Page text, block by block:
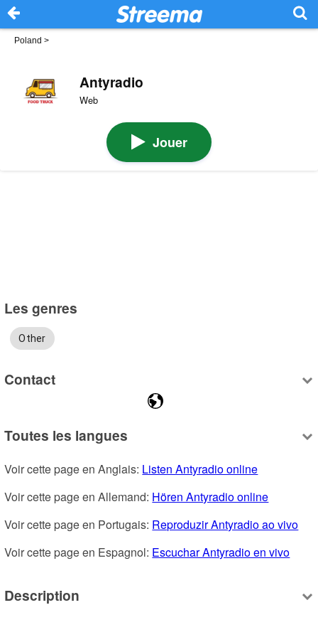
Poland >
Antyradio
Web
Jouer
Les genres
Other
Contact
Toutes les langues
Voir cette page en Anglais: Listen Antyradio online
Voir cette page en Allemand: Hören Antyradio online
Voir cette page en Portugais: Reproduzir Antyradio ao vivo
Voir cette page en Espagnol: Escuchar Antyradio en vivo
Description